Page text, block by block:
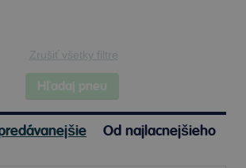
Zrušiť všetky filtre
Hľadaj pneu
Od najlacnejšieho